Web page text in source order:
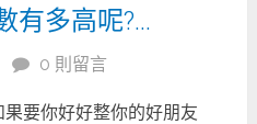
有多高呢?…
0 則留言
要你好好整你的好朋友